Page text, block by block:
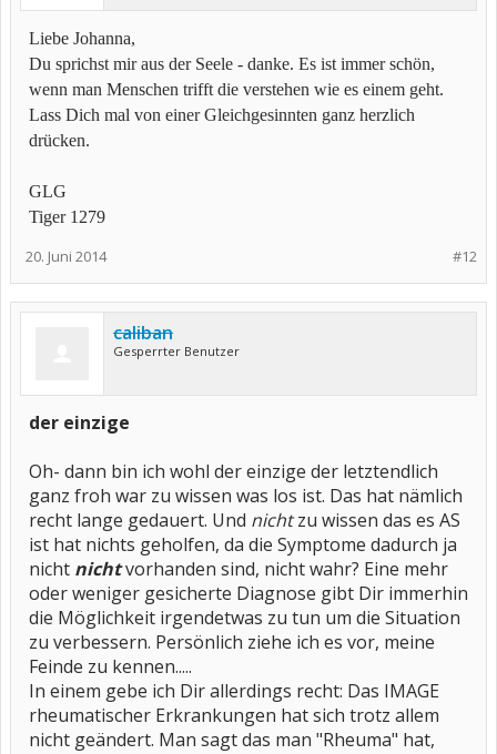
Liebe Johanna,
Du sprichst mir aus der Seele - danke. Es ist immer schön,
wenn man Menschen trifft die verstehen wie es einem geht.
Lass Dich mal von einer Gleichgesinnten ganz herzlich
drücken.
GLG
Tiger 1279
#12
20. Juni 2014
caliban
Gesperrter Benutzer
der einzige
Oh- dann bin ich wohl der einzige der letztendlich
ganz froh war zu wissen was los ist. Das hat nämlich
recht lange gedauert. Und nichtzu wissen das es AS
ist hat nichts geholfen, da die Symptome dadurch ja
nicht nichtvorhanden sind, nicht wahr? Eine mehr
oder weniger gesicherte Diagnose gibt Dir immerhin
die Möglichkeit irgendetwas zu tun um die Situation
zu verbessern. Persönlich ziehe ich es vor, meine
Feinde zu kennen.....
In einem gebe ich Dir allerdings recht: Das IMAGE
rheumatischer Erkrankungen hat sich trotz allem
nicht geändert. Man sagt das man "Rheuma" hat,